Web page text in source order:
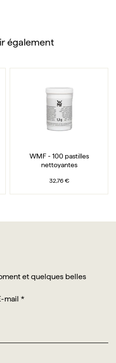
également
WMF - 100 pastilles
nettoyantes
32,76 €
et quelques belles
mail *